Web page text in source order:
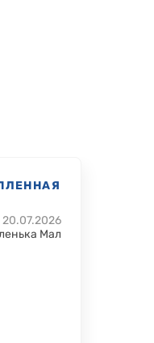
20.07.2026
Мал